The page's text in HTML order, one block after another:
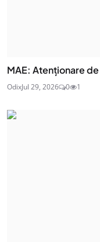
MAE: Atenţionare
OdixJul 29, 2026 0 1